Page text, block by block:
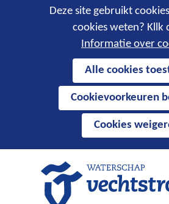
Cookies
toestaan?
Deze site gebruikt
cookies weten? Kllk
Informatie over
cookies
deze
website
Alle cookies
Cookievoorkeuren
Cookies